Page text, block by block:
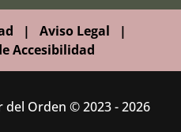
| Aviso Legal |
Accesibilidad
del Orden © 2023 - 2026